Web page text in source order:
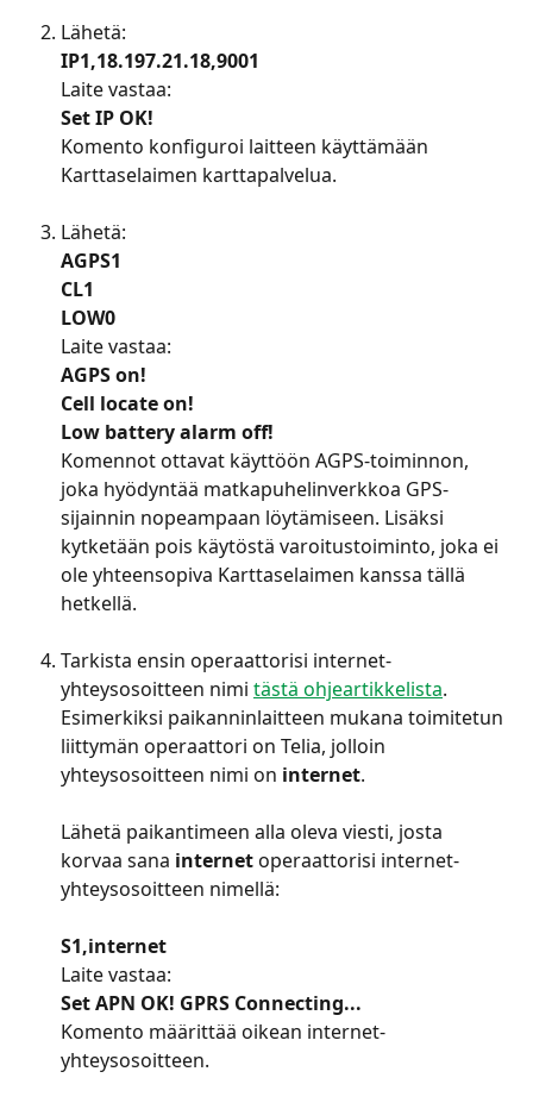
Lähetä:
IP1,18.197.21.18,9001
Laite vastaa:
Set IP OK!
Komento konfiguroi laitteen käyttämään
Karttaselaimen karttapalvelua.
Lähetä:
AGPS1
CL1
LOW0
Laite vastaa:
AGPS on!
Cell locate on!
Low battery alarm off!
Komennot ottavat käyttöön AGPS-toiminnon,
joka hyödyntää matkapuhelinverkkoa GPS-
sijainnin nopeampaan löytämiseen. Lisäksi
kytketään pois käytöstä varoitustoiminto, joka ei
ole yhteensopiva Karttaselaimen kanssa tällä
hetkellä.
Tarkista ensin operaattorisi internet-
yhteysosoitteen nimi tästä ohjeartikkelista.
Esimerkiksi paikanninlaitteen mukana toimitetun
liittymän operaattori on Telia, jolloin
yhteysosoitteen nimi on internet.
Lähetä paikantimeen alla oleva viesti, josta
korvaa sana internet operaattorisi internet-
yhteysosoitteen nimellä:
S1,internet
Laite vastaa:
Set APN OK! GPRS Connecting...
Komento määrittää oikean internet-
yhteysosoitteen.